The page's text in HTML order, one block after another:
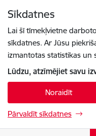
Sīkdatnes
Lai šī tīmekļvietne
sīkdatnes. Ar Jūsu
izmantotas statistikas un
Lūdzu, atzīmējiet savu
Noraidīt
Pārvaldīt sīkdatnes